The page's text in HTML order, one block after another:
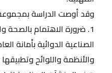
وقد أوصت الدراسة
1. ضرورة الاهتمام
الصناعية الدوائية بأمانة
والأنظمة واللوائح